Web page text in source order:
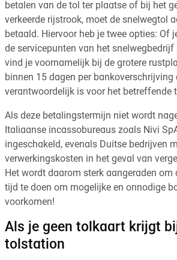
betalen van de tol ter plaatse of bij het
verkeerde rijstrook, moet de snelwegtol
betaald. Hiervoor heb je twee opties: Of
de servicepunten van het snelwegbedrijf
vind je voornamelijk bij de grotere
binnen 15 dagen per
verantwoordelijk is voor het betreffende
Als deze betalingstermijn niet wordt
Italiaanse incassobureaus zoals Nivi
ingeschakeld, evenals Duitse bedrijven
verwerkingskosten in het geval van
Het wordt daarom sterk aangeraden om
tijd te doen om mogelijke en onnodige
voorkomen!
Als je geen tolkaart krijgt
tolstation